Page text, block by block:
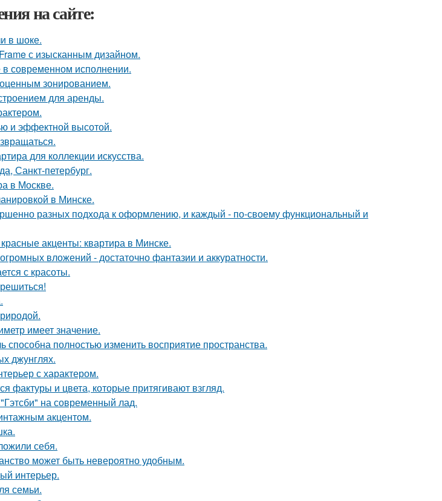
на сайте:
в шоке.
с изысканным дизайном.
в современном исполнении.
зонированием.
для аренды.
и эффектной высотой.
для коллекции искусства.
Санкт-петербург.
в Москве.
в Минске.
разных подхода к оформлению, и каждый - по-своему функциональный и
акценты: квартира в Минске.
вложений - достаточно фантазии и аккуратности.
с красоты.
имеет значение.
способна полностью изменить восприятие пространства.
джунглях.
с характером.
фактуры и цвета, которые притягивают взгляд.
на современный лад.
акцентом.
себя.
может быть невероятно удобным.
интерьер.
семьи.